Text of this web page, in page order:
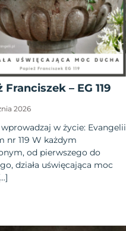
Franciszek – EG 119
2026
w życie: Evangelii
nr 119 W każdym
od pierwszego do
działa uświęcająca moc